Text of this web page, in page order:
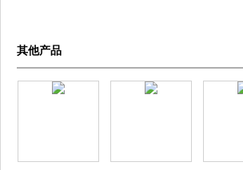
其他产品